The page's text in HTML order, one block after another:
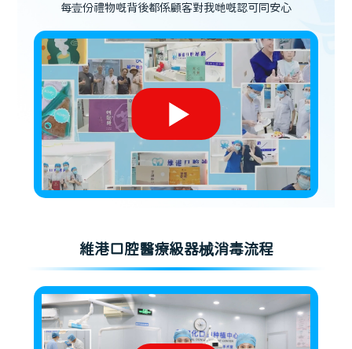
每壹份禮物嘅背後都係顧客對我哋嘅認可同安心
維港口腔醫療級器械消毒流程